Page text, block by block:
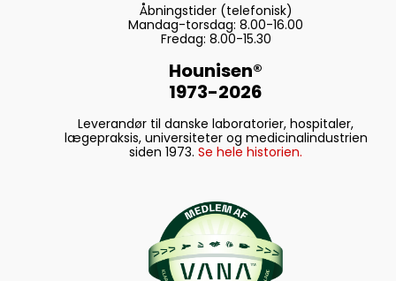
Åbningstider (telefonisk)
Mandag-torsdag: 8.00-16.00
Fredag: 8.00-15.30
Hounisen®
1973-2026
Leverandør til danske laboratorier, hospitaler,
lægepraksis, universiteter og medicinalindustrien
siden 1973. Se hele historien.